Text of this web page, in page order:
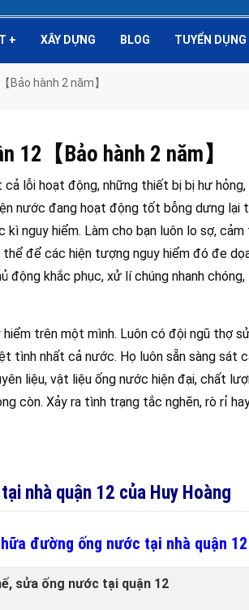
+ XÂY DỰNG BLOG TUYỂN DỤNG
Bảo hành 2 năm】
12【Bảo hành 2 năm】
lỗi hoạt động, những thiết bị bị hư hỏng,
nước đang hoạt động tốt bỗng dưng lại
nguy hiểm. Làm cho bạn luôn lo sợ,
để các hiện tượng nguy hiểm đó đe
động khắc phục, xử lí chúng nhanh
trên một mình. Luôn có đội ngũ thợ
tình nhất cả nước. Họ luôn sẵn sàng sát
liệu, vật liệu ống nước hiện đại, chất
còn. Xảy ra tình trạng tắc nghẽn, rò rỉ
nhà quận 12 của Huy Hoàng
đường ống nước tại nhà quận 12
sửa ống nước tại quận 12